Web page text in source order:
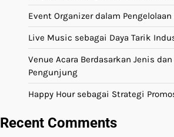
Event Organizer dalam Pengelolaan
Live Music sebagai Daya Tarik
Venue Acara Berdasarkan Jenis
Pengunjung
Happy Hour sebagai Strategi
Recent Comments